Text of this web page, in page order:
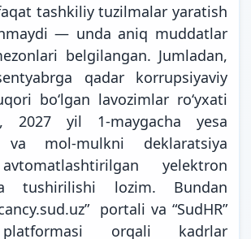
tashkiliy tuzilmalar yaratish
— unda aniq muddatlar
belgilangan. Jumladan,
qadar korrupsiyaviy
bo‘lgan lavozimlar ro‘yxati
2027 yil 1-maygacha yesa
va mol-mulkni deklaratsiya
yelektron
tushirilishi lozim. Bundan
portali va “SudHR”
orqali kadrlar